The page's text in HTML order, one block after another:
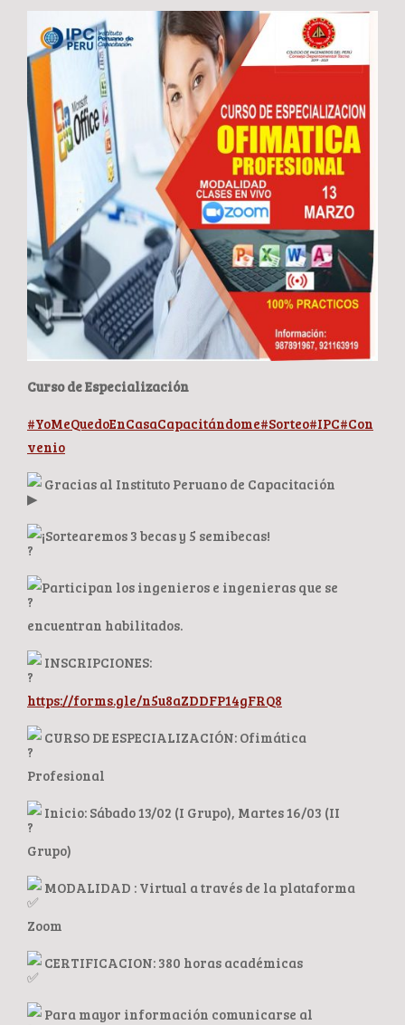
Curso de Especialización
#YoMeQuedoEnCasaCapacitándome#Sorteo#IPC#Con
venio
Gracias al Instituto Peruano de Capacitación
¡Sortearemos 3 becas y 5 semibecas!
Participan los ingenieros e ingenieras que se
encuentran habilitados.
INSCRIPCIONES:
https://forms.gle/n5u8aZDDFP14gFRQ8
CURSO DE ESPECIALIZACIÓN: Ofimática
Profesional
Inicio: Sábado 13/02 (I Grupo), Martes 16/03 (II
Grupo)
MODALIDAD : Virtual a través de la plataforma
Zoom
CERTIFICACION: 380 horas académicas
Para mayor información comunicarse al